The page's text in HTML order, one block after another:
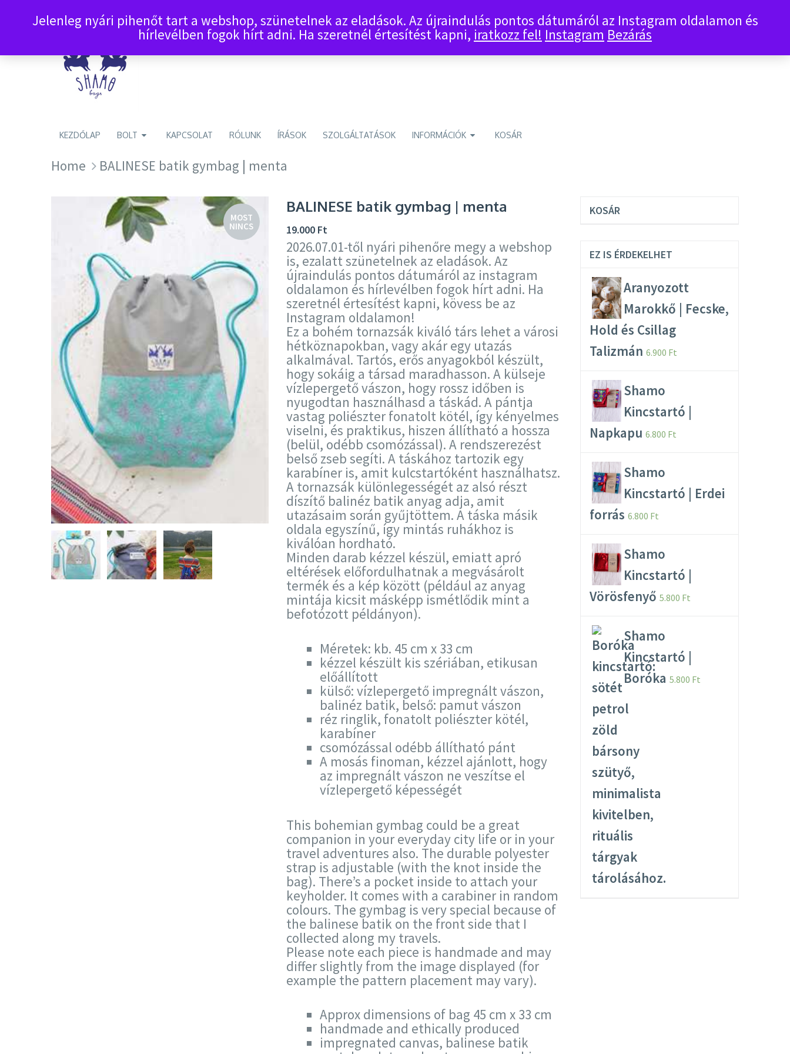
KOSÁR
0
KEZDŐLAP BOLT KAPCSOLAT RÓLUNK ÍRÁSOK SZOLGÁLTATÁSOK INFORMÁCIÓK KOSÁR
Home BALINESE batik gymbag | menta
MOST
NINCS
BALINESE batik gymbag | menta
19.000 Ft
2026.07.01-től nyári pihenőre megy a webshop
is, ezalatt szünetelnek az eladások. Az
újraindulás pontos dátumáról az instagram
oldalamon és hírlevélben fogok hírt adni. Ha
szeretnél értesítést kapni, kövess be az
Instagram oldalamon!
Ez a bohém tornazsák kiváló társ lehet a városi
hétköznapokban, vagy akár egy utazás
alkalmával. Tartós, erős anyagokból készült,
hogy sokáig a társad maradhasson. A külseje
vízlepergető vászon, hogy rossz időben is
nyugodtan használhasd a táskád. A pántja
vastag poliészter fonatolt kötél, így kényelmes
viselni, és praktikus, hiszen állítható a hossza
(belül, odébb csomózással). A rendszerezést
belső zseb segíti. A táskához tartozik egy
karabíner is, amit kulcstartóként használhatsz.
A tornazsák különlegességét az alsó részt
díszítő balinéz batik anyag adja, amit
utazásaim során gyűjtöttem. A táska másik
oldala egyszínű, így mintás ruhákhoz is
kiválóan hordható.
Minden darab kézzel készül, emiatt apró
eltérések előfordulhatnak a megvásárolt
termék és a kép között (például az anyag
mintája kicsit másképp ismétlődik mint a
befotózott példányon).
Méretek: kb. 45 cm x 33 cm
kézzel készült kis szériában, etikusan
előállított
külső: vízlepergető impregnált vászon,
balinéz batik, belső: pamut vászon
réz ringlik, fonatolt poliészter kötél,
karabíner
csomózással odébb állítható pánt
A mosás finoman, kézzel ajánlott, hogy
az impregnált vászon ne veszítse el
vízlepergető képességét
This bohemian gymbag could be a great
companion in your everyday city life or in your
travel adventures also. The durable polyester
strap is adjustable (with the knot inside the
bag). There’s a pocket inside to attach your
keyholder. It comes with a carabiner in random
colours. The gymbag is very special because of
the balinese batik on the front side that I
collected along my travels.
Please note each piece is handmade and may
differ slightly from the image displayed (for
example the pattern placement may vary).
Approx dimensions of bag 45 cm x 33 cm
handmade and ethically produced
impregnated canvas, balinese batik
KOSÁR
EZ IS ÉRDEKELHET
Aranyozott
Marokkő | Fecske,
Hold és Csillag
Talizmán 6.900 Ft
Shamo
Kincstartó |
Napkapu 6.800 Ft
Shamo
Kincstartó | Erdei
forrás 6.800 Ft
Shamo
Kincstartó |
Vörösfenyő 5.800 Ft
Shamo
Kincstartó |
Boróka 5.800 Ft
Jelenleg nyári pihenőt tart a webshop, szünetelnek az eladások. Az újraindulás pontos dátumáról az Instagram oldalamon és
hírlevélben fogok hírt adni. Ha szeretnél értesítést kapni, iratkozz fel! Instagram Bezárás